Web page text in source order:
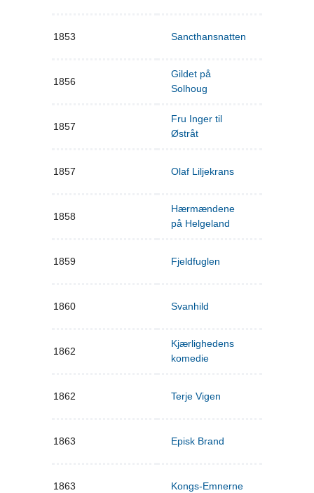
1853 Sancthansnatten
1856
Gildet på
Solhoug
1857
Fru Inger til
Østråt
1857 Olaf Liljekrans
1858
Hærmændene
på Helgeland
1859 Fjeldfuglen
1860 Svanhild
1862
Kjærlighedens
komedie
1862 Terje Vigen
1863 Episk Brand
1863 Kongs-Emnerne